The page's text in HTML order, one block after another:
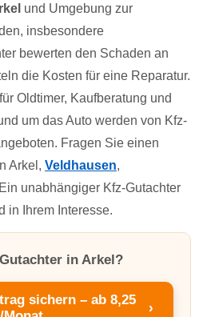
und Umgebung zur
insbesondere
bewerten den Schaden an
die Kosten für eine Reparatur.
Oldtimer, Kaufberatung und
um das Auto werden von Kfz-
Fragen Sie einen
Arkel, Veldhausen,
unabhängiger Kfz-Gutachter
in Ihrem Interesse.
in Arkel?
sichern – ab 8,25
›